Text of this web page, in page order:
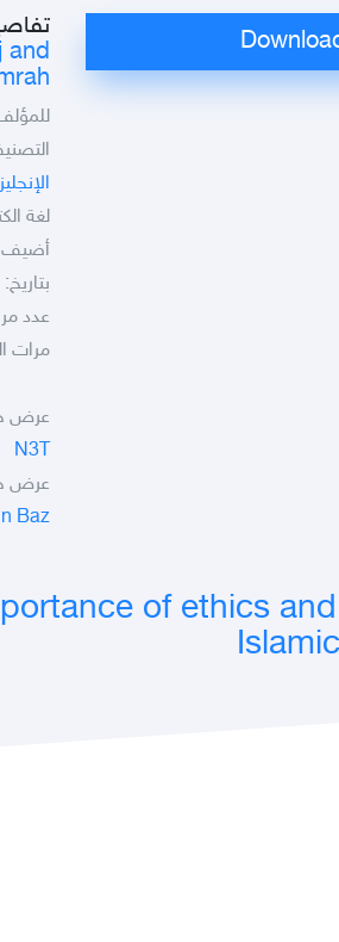
and
لغة
أضيف
بتاريخ: 20-10-2018
عدد
مرات
عرض
N3T
عرض
Baz
of ethics